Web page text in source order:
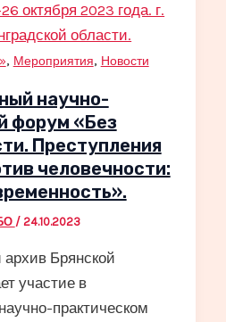
, Мероприятия, Новости
научно-
форум «Без
Преступления
человечности:
/ 24.10.2023
Брянской
участие в
практическом